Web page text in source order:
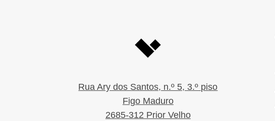
Rua Ary dos Santos, n.º 5, 3.º piso
Figo Maduro
2685-312 Prior Velho